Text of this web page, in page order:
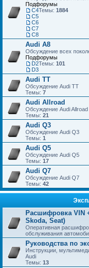
Подфорумы
C4
C5
C6
C7
С8
Темы: 1884
Audi A8
Обсуждение всех
Подфорумы
D2
D3
Темы: 101
Audi TT
Обсуждение Audi TT
Темы: 7
Audi Allroad
Обсуждение Audi Allroad
Темы: 21
Audi Q3
Обсуждение Audi Q3
Темы: 1
Audi Q5
Обсуждение Audi Q5
Темы: 17
Audi Q7
Обсуждение Audi Q7
Темы: 42
Расшифровка VIN
Skoda, Seat)
Оперативная
обслуживания
Руководства по
Инструкции,
Audi
Темы: 13